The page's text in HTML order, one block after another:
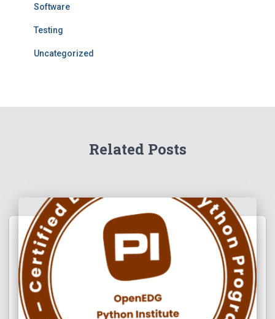
Software
Testing
Uncategorized
Related Posts